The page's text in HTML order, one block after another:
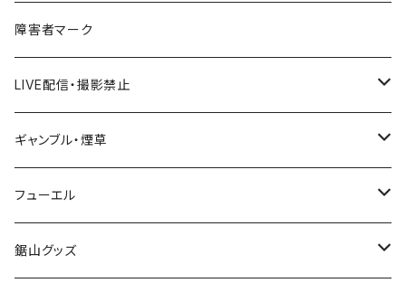
国道600～699号線
国道700～799号線
ROUTE600～699号線
ROUTE700～799号線
ROUTE 600～699号線
ROUTE 700～799号線
ROUTE 600～699号線
ROUTE 700～799号線
秋田県
Tシャツ
ステッカー
山形県
福島県
茨城県
栃木県
障害者マーク
LIVE配信・撮影禁止
LIVE配信禁止
撮影禁止
ギャンブル・煙草
ホテルキーホルダー
たばこ・禁煙ステッカー
フューエル
ステッカー
鋸山グッズ